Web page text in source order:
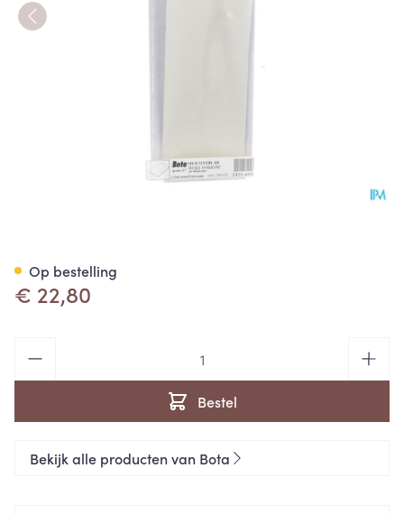
€ 22,80
Bestel
Op bestelling
Bekijk alle producten van Bota